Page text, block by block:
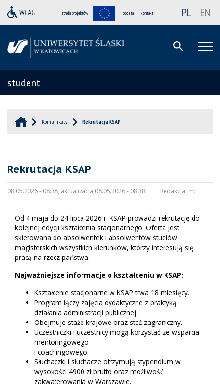
strefa projektów poczta kontakt PL EN
student
Komunikaty Rekrutacja KSAP
Rekrutacja KSAP
08.05.2026 - 08:38, aktualizacja 08.05.2026 - 08:38 Redakcja: mc
Od 4 maja do 24 lipca 2026 r. KSAP prowadzi rekrutację do
kolejnej edycji kształcenia stacjonarnego. Oferta jest
skierowana do absolwentek i absolwentów studiów
magisterskich wszystkich kierunków, którzy interesują się
pracą na rzecz państwa.
Najważniejsze informacje o kształceniu w KSAP:
Kształcenie stacjonarne w KSAP trwa 18 miesięcy.
Program łączy zajęcia dydaktyczne z praktyką
działania administracji publicznej.
Obejmuje staże krajowe oraz staż zagraniczny.
Uczestniczki i uczestnicy mogą korzystać ze wsparcia
mentoringowego
i coachingowego.
Słuchaczki i słuchacze otrzymują stypendium w
wysokości 4900 zł brutto oraz możliwość
zakwaterowania w Warszawie.